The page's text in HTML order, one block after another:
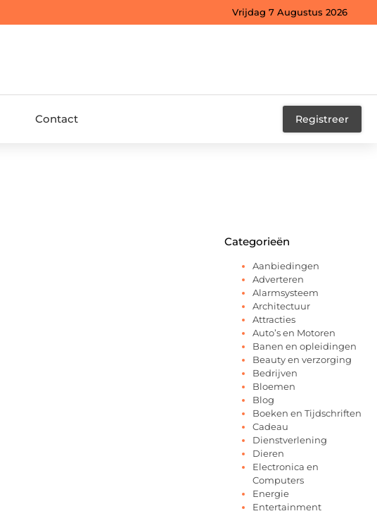
Vrijdag 7 Augustus 2026
Contact Registreer
Categorieën
Aanbiedingen
Adverteren
Alarmsysteem
Architectuur
Attracties
Auto’s en Motoren
Banen en opleidingen
Beauty en verzorging
Bedrijven
Bloemen
Blog
Boeken en Tijdschriften
Cadeau
Dienstverlening
Dieren
Electronica en
Computers
Energie
Entertainment